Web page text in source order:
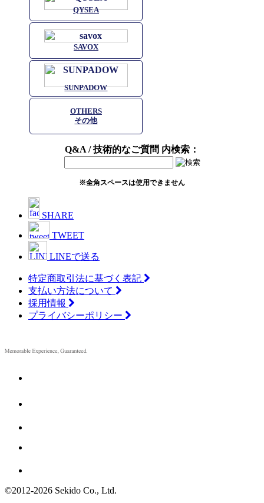
QYSEA
SAVOX
SUNPADOW
OTHERS
その他
Q&A / 技術的なご質問 内検索：
※全角スペースは使用できません
SHARE
TWEET
LINEで送る
特定商取引法に基づく表記
支払い方法について
採用情報
プライバシーポリシー
©2012-2026 Sekido Co., Ltd.